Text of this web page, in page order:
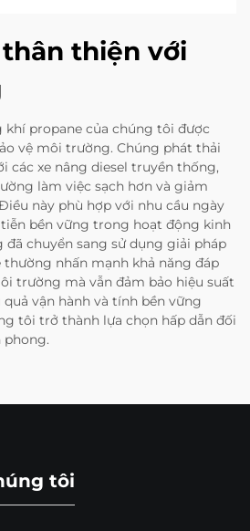
thiện với
khí propane của chúng tôi được
vệ môi trường. Chúng phát thải
các xe nâng diesel truyền thống,
làm việc sạch hơn và giảm
này phù hợp với nhu cầu ngày
bền vững trong hoạt động kinh
đã chuyển sang sử dụng giải pháp
nhấn mạnh khả năng đáp
trường mà vẫn đảm bảo hiệu suất
vận hành và tính bền vững
tôi trở thành lựa chọn hấp dẫn đối
tôi